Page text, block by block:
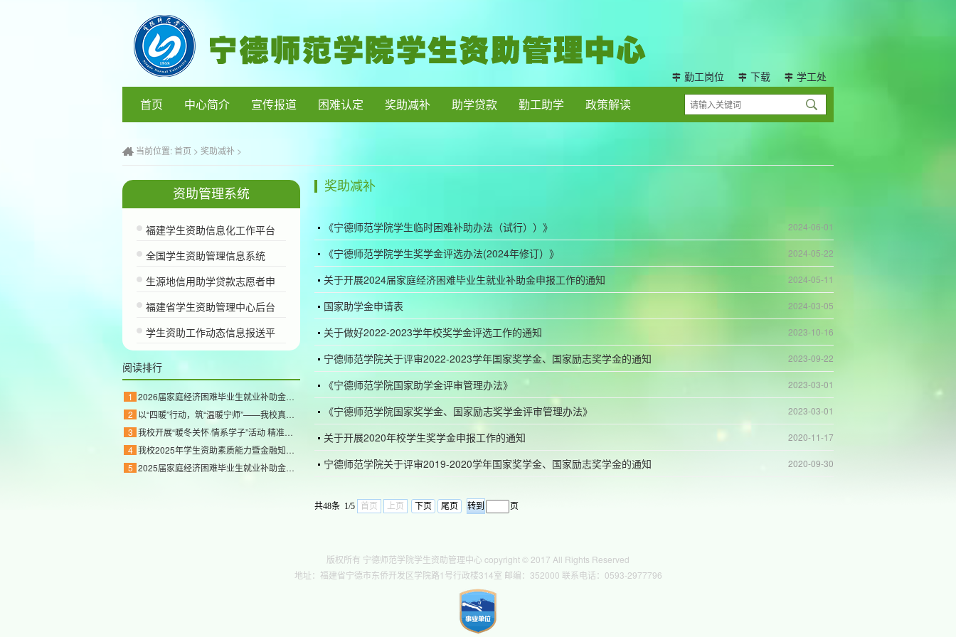
勤工岗位 下载 学工处
首页 中心简介 宣传报道 困难认定 奖助减补 助学贷款 勤工助学 政策解读
当前位置:首页 > 奖助减补 >
奖助减补
2024-06-01
《宁德师范学院学生临时困难补助办法（试行））》
2024-05-22
《宁德师范学院学生奖学金评选办法(2024年修订）》
2024-05-11
关于开展2024届家庭经济困难毕业生就业补助金申报工作的通知
2024-03-05
国家助学金申请表
2023-10-16
关于做好2022-2023学年校奖学金评选工作的通知
2023-09-22
宁德师范学院关于评审2022-2023学年国家奖学金、国家励志奖学金的通知
2023-03-01
《宁德师范学院国家助学金评审管理办法》
2023-03-01
《宁德师范学院国家奖学金、国家励志奖学金评审管理办法》
2020-11-17
关于开展2020年校学生奖学金申报工作的通知
2020-09-30
宁德师范学院关于评审2019-2020学年国家奖学金、国家励志奖学金的通知
共48条 1/5 首页 上页 下页 尾页 页
资助管理系统
福建学生资助信息化工作平台
全国学生资助管理信息系统
生源地信用助学贷款志愿者申
福建省学生资助管理中心后台
学生资助工作动态信息报送平
阅读排行
1 2026届家庭经济困难毕业生就业补助金公示
2 以“四暖”行动，筑“温暖宁师”——我校真情关
3 我校开展“暖冬关怀·情系学子”活动 精准帮扶家
4 我校2025年学生资助素质能力暨金融知识竞赛校级
5 2025届家庭经济困难毕业生就业补助金公示
版权所有 宁德师范学院学生资助管理中心 copyright © 2017 All Rights Reserved
地址：福建省宁德市东侨开发区学院路1号行政楼314室 邮编：352000 联系电话：0593-2977796